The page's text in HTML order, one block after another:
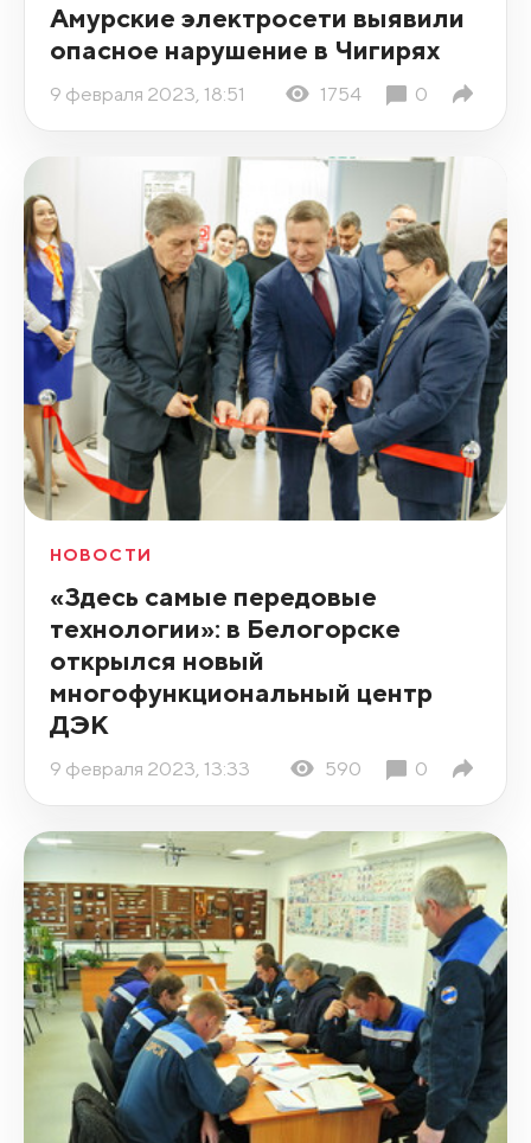
Амурские электросети выявили
опасное нарушение в Чигирях
9 февраля 2023, 18:51 1754 0
НОВОСТИ
«Здесь самые передовые
технологии»: в Белогорске
открылся новый
многофункциональный центр
ДЭК
9 февраля 2023, 13:33 590 0